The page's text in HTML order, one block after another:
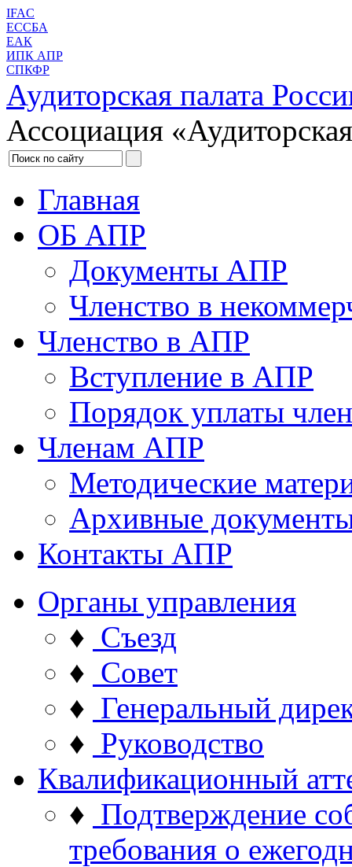
IFAC
ЕССБА
ЕАК
ИПК АПР
СПКФР
Аудиторская палата
Ассоциация
Главная
ОБ АПР
Документы АПР
Членство в
Членство в АПР
Вступление в АПР
Порядок уплаты
Членам АПР
Методические
Архивные
Контакты АПР
Органы управления
♦ Съезд
♦ Совет
♦ Генеральный
♦ Руководство
Квалификационный
♦ Подтверждение
требования о